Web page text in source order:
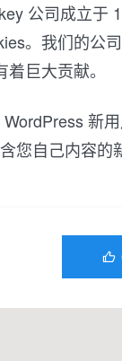
公司成立于
。我们的公
巨大贡献。
新
您自己内容的
